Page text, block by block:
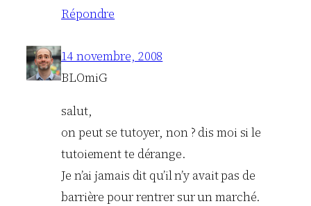
Répondre
14 novembre, 2008
BLOmiG
salut,
on peut se tutoyer, non ? dis moi si le
tutoiement te dérange.
Je n’ai jamais dit qu’il n’y avait pas de
barrière pour rentrer sur un marché.